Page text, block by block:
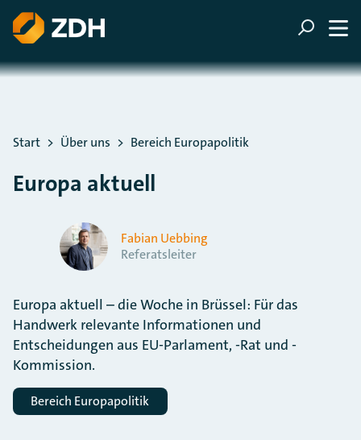
ZUM HAUPTINHALT SPRINGEN
ZUR SUCHE SPRINGEN
Sie befinden sich hier:
Start Über uns Bereich Europapolitik
Europa aktuell
Fabian Uebbing
Referatsleiter
Europa aktuell – die Woche in Brüssel: Für das
Handwerk relevante Informationen und
Entscheidungen aus EU-Parlament, -Rat und -
Kommission.
Bereich Europapolitik